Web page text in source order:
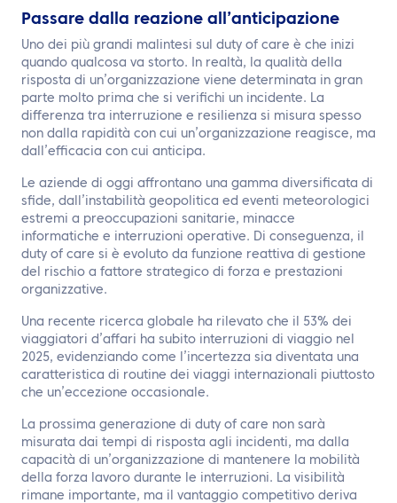
Passare dalla reazione all’anticipazione
Uno dei più grandi malintesi sul duty of care è che inizi
quando qualcosa va storto. In realtà, la qualità della
risposta di un’organizzazione viene determinata in gran
parte molto prima che si verifichi un incidente. La
differenza tra interruzione e resilienza si misura spesso
non dalla rapidità con cui un’organizzazione reagisce, ma
dall’efficacia con cui anticipa.
Le aziende di oggi affrontano una gamma diversificata di
sfide, dall’instabilità geopolitica ed eventi meteorologici
estremi a preoccupazioni sanitarie, minacce
informatiche e interruzioni operative. Di conseguenza, il
duty of care si è evoluto da funzione reattiva di gestione
del rischio a fattore strategico di forza e prestazioni
organizzative.
Una recente ricerca globale ha rilevato che il 53% dei
viaggiatori d’affari ha subito interruzioni di viaggio nel
2025, evidenziando come l’incertezza sia diventata una
caratteristica di routine dei viaggi internazionali piuttosto
che un’eccezione occasionale.
La prossima generazione di duty of care non sarà
misurata dai tempi di risposta agli incidenti, ma dalla
capacità di un’organizzazione di mantenere la mobilità
della forza lavoro durante le interruzioni. La visibilità
rimane importante, ma il vantaggio competitivo deriva